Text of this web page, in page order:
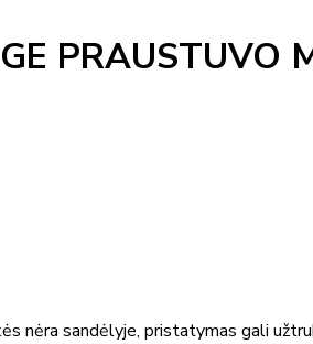
PRAUSTUVO
nėra sandėlyje, pristatymas gali